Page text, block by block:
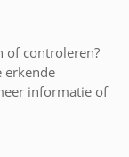
of controleren?
erkende
informatie of